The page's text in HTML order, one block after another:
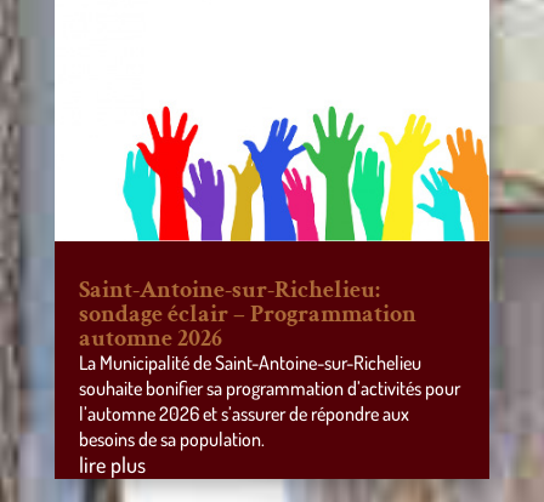
Saint-Antoine-sur-Richelieu:
sondage éclair – Programmation
automne 2026
La Municipalité de Saint-Antoine-sur-Richelieu
souhaite bonifier sa programmation d’activités pour
l’automne 2026 et s’assurer de répondre aux
besoins de sa population.
lire plus